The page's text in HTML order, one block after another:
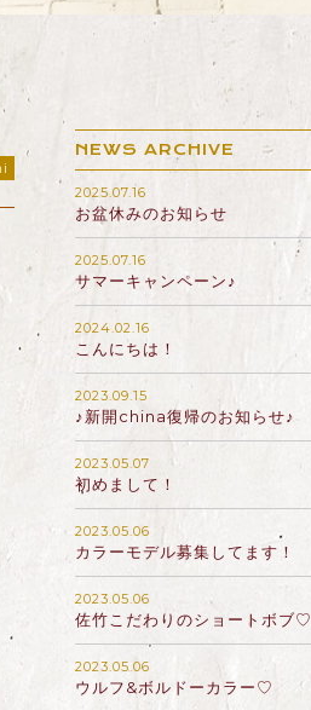
NEWS ARCHIVE
2025.07.16
お盆休みのお知らせ
2025.07.16
サマーキャンペーン♪
2024.02.16
こんにちは！
2023.09.15
♪新開china復帰のお知らせ♪
2023.05.07
初めまして！
2023.05.06
カラーモデル募集してます！
2023.05.06
佐竹こだわりのショートボブ♡
2023.05.06
ウルフ&ボルドーカラー♡